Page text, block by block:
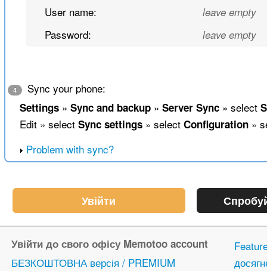
User name:
leave empty
Password: leave empty
4 Sync your phone:
Settings» Sync and backup» Server Sync» select
Edit » select Sync settings» select Configuration»
Problem with sync?
Увійти
Увійти до свого офісу Memotoo account
БЕЗКОШТОВНА версія / PREMIUM